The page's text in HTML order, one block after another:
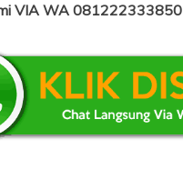
VIA WA 081222333850